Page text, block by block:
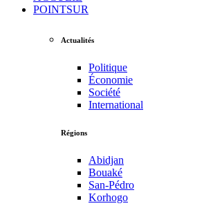
POINTSUR
Actualités
Politique
Économie
Société
International
Régions
Abidjan
Bouaké
San-Pédro
Korhogo